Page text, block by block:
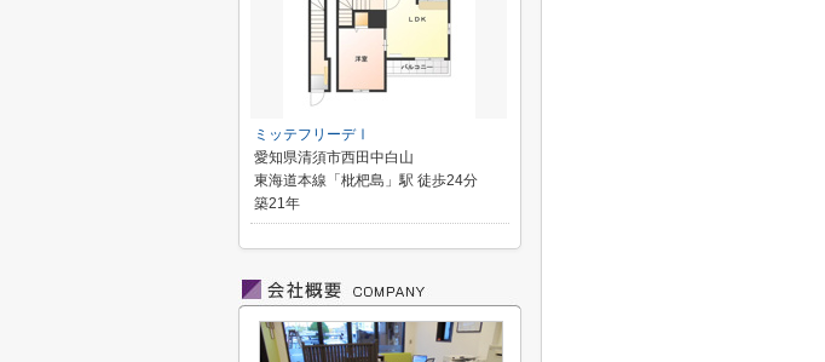
ミッテフリーデⅠ
愛知県清須市西田中白山
東海道本線「枇杷島」駅 徒歩24分
築21年